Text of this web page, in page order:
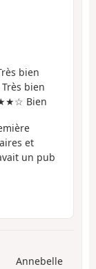
bien
bien
Bien
et
un pub
Annebelle